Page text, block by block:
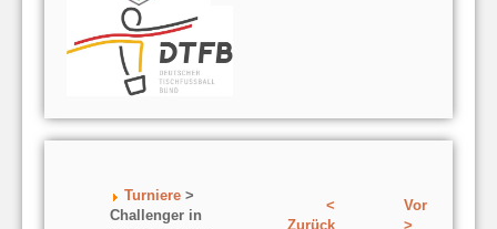
Turniere >
Challenger in
<
Zurück
Vor
>